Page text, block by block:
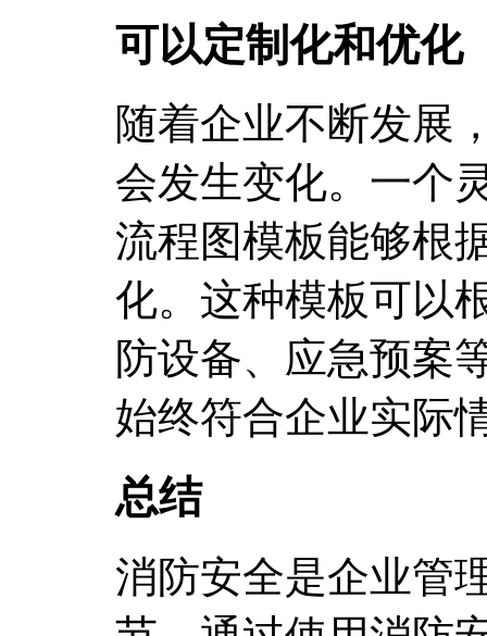
可以定制化和优化
随着企业不断发展
会发生变化。一个
流程图模板能够根
化。这种模板可以
防设备、应急预案
始终符合企业实际
总结
消防安全是企业管